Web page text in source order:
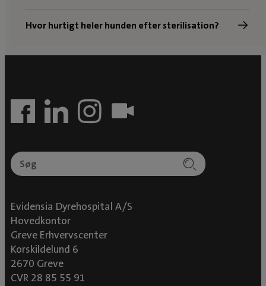
Hvor hurtigt heler hunden efter sterilisation?
Evidensia Dyrehospital A/S
Hovedkontor
Greve Erhvervscenter
Korskildelund 6
2670 Greve
CVR 28 85 55 91